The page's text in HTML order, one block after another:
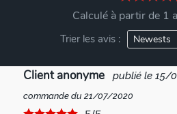
Calculé à partir de 1
Trier les avis :
Client anonyme publié le 15/
commande du 21/07/2020